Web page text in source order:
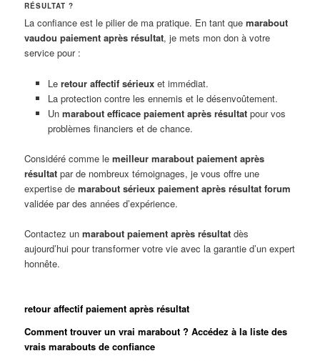
RÉSULTAT ?
La confiance est le pilier de ma pratique. En tant quemarabout
vaudou paiement après résultat, je mets mon don à votre
service pour :
Le retour affectif sérieuxet immédiat.
La protection contre les ennemis et le désenvoûtement.
Un marabout efficace paiement après résultatpour vos
problèmes financiers et de chance.
Considéré comme lemeilleur marabout paiement après
résultat par de nombreux témoignages, je vous offre une
expertise demarabout sérieux paiement après résultat forum
validée par des années d’expérience.
Contactez unmarabout paiement après résultat dès
aujourd’hui pour transformer votre vie avec la garantie d’un expert
honnête.
retour affectif paiement après résultat
Comment trouver un vrai marabout ? Accédez à la liste des
vrais marabouts de confiance